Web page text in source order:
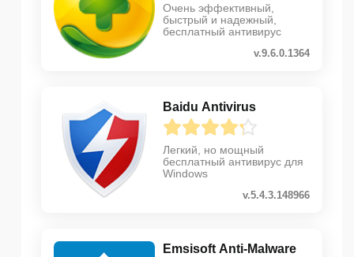
Очень эффективный,
быстрый и надежный,
бесплатный антивирус
v.9.6.0.1364
Baidu Antivirus
Легкий, но мощный
бесплатный антивирус для
Windows
v.5.4.3.148966
Emsisoft Anti-Malware